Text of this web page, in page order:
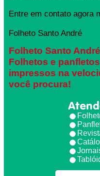
Entre em contato agora
Folheto Santo André
Folheto Santo
Folhetos e
impressos na
você procura!